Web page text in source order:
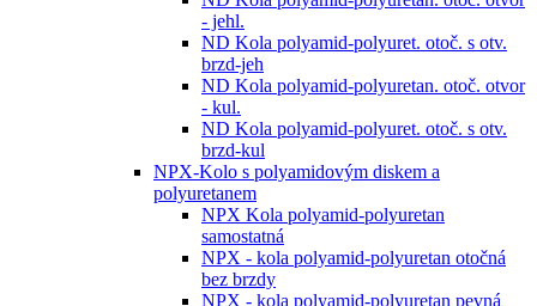
- jehl.
ND Kola polyamid-polyuret. otoč. s otv.
brzd-jeh
ND Kola polyamid-polyuretan. otoč. otvor
- kul.
ND Kola polyamid-polyuret. otoč. s otv.
brzd-kul
NPX-Kolo s polyamidovým diskem a
polyuretanem
NPX Kola polyamid-polyuretan
samostatná
NPX - kola polyamid-polyuretan otočná
bez brzdy
NPX - kola polyamid-polyuretan pevná